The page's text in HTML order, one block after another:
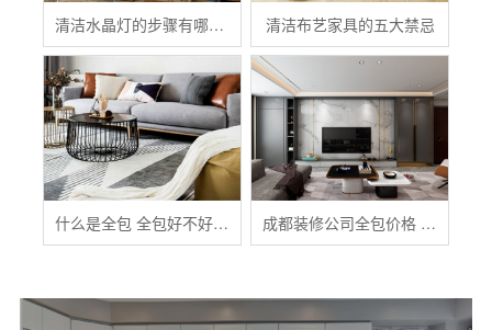
清洁水晶灯的步骤有哪些？ 清洁布艺家具的五大禁忌
什么是全包 全包好不好 全包装修注意事项有哪些 成都装修公司全包价格 成都全包装修多少钱一平